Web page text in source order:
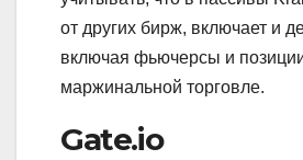
от других бирж, включает и
включая фьючерсы и
маржинальной торговле.
Gate.io